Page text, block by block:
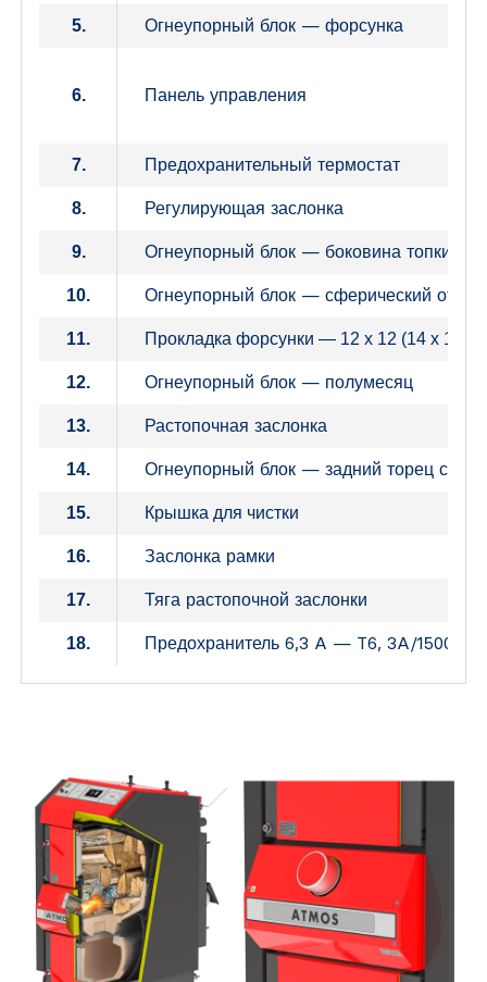
5. Огнеупорный блок — форсунка
6. Панель управления
7. Предохранительный термостат
8. Регулирующая заслонка
9. Огнеупорный блок — боковина топки
10. Огнеупорный блок — сферический отсек
11. Прокладка форсунки — 12 x 12 (14 x 14)
12. Огнеупорный блок — полумесяц
13. Растопочная заслонка
14. Огнеупорный блок — задний торец
15. Крышка для чистки
16. Заслонка рамки
17. Тяга растопочной заслонки
18. Предохранитель 6,3 A — T6, 3A/1500 —